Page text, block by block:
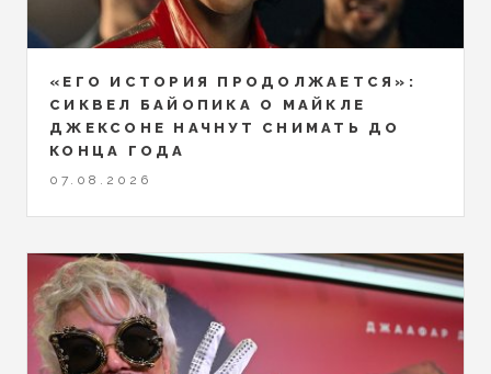
«ЕГО ИСТОРИЯ ПРОДОЛЖАЕТСЯ»:
СИКВЕЛ БАЙОПИКА О МАЙКЛЕ
ДЖЕКСОНЕ НАЧНУТ СНИМАТЬ ДО
КОНЦА ГОДА
07.08.2026